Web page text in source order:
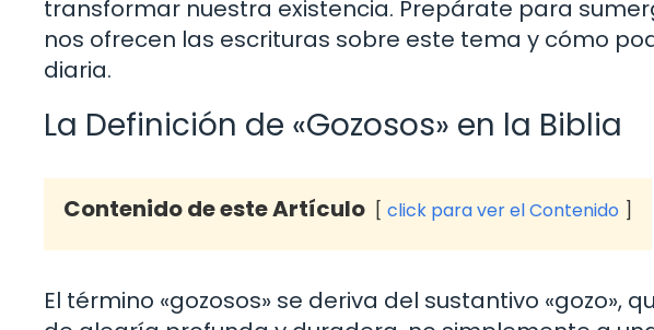
transformar nuestra existencia. Prepárate para
nos ofrecen las escrituras sobre este tema y cómo
diaria.
La Definición de «Gozosos» en la Biblia
Contenido de este Artículo click para ver el Contenido
El término «gozosos» se deriva del sustantivo «gozo»,